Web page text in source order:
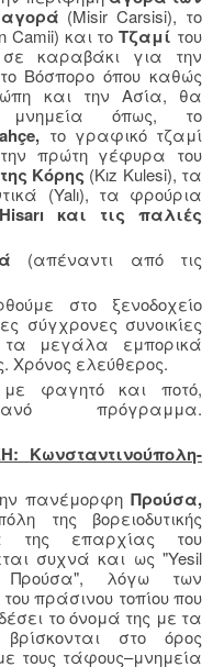
(Misir Carsisi), το
Camii) και το Τζαμί του
σε καραβάκι για την
Βόσπορο όπου καθώς
και την Ασία, θα
μνημεία όπως, το
το γραφικό τζαμί
πρώτη γέφυρα του
Κόρης (Kız Kulesi), τα
(Yalı), τα φρούρια
και τις παλιές
(απέναντι από τις
στο ξενοδοχείο
σύγχρονες συνοικίες
τα μεγάλα εμπορικά
Χρόνος ελεύθερος.
με φαγητό και ποτό,
πρόγραμμα.
Κωνσταντινούπολη-
πανέμορφη Προύσα,
της βορειοδυτικής
της επαρχίας του
συχνά και ως "Yesil
Προύσα", λόγω των
πράσινου τοπίου που
το όνομά της με τα
στο όρος
τους τάφους–μνημεία